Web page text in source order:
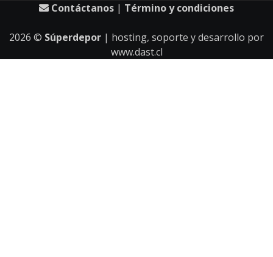
Contáctanos | Término y condiciones
2026 © Súperdepor | hosting, soporte y desarrollo por
www.dast.cl